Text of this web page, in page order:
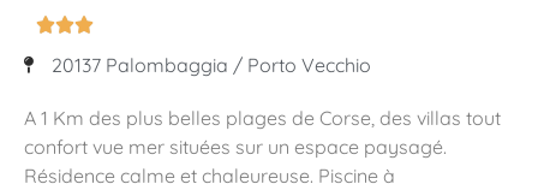

20137 Palombaggia / Porto Vecchio
A 1 Km des plus belles plages de Corse, des villas tout
confort vue mer situées sur un espace paysagé.
Résidence calme et chaleureuse. Piscine à